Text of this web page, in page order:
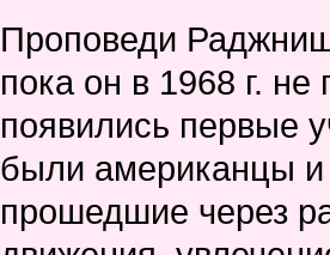
Проповеди
пока он в 1968 г.
появились первые
были американцы и
прошедшие через